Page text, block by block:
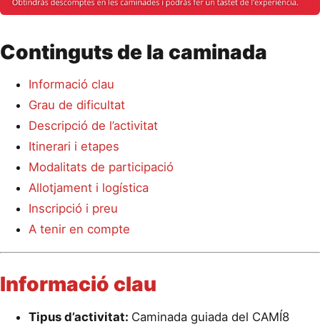
Continguts de la caminada
Informació clau
Grau de dificultat
Descripció de l’activitat
Itinerari i etapes
Modalitats de participació
Allotjament i logística
Inscripció i preu
A tenir en compte
Informació clau
Tipus d’activitat: Caminada guiada del CAMÍ8